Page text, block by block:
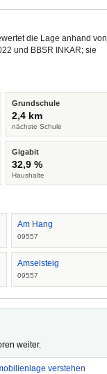
die Lage anhand von
und BBSR INKAR; sie
Grundschule
2,4 km
nächste Schule
Gigabit
32,9 %
Haushalte
Am Hang
09557
Amselsteig
09557
weiter.
verstehen